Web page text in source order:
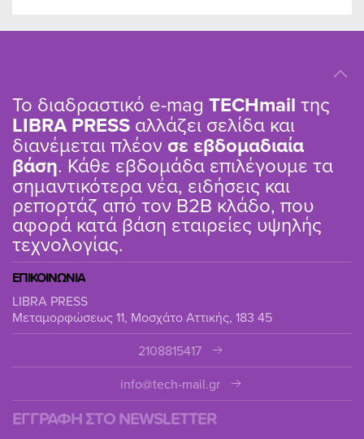
Το διαδραστικό e-mag TΕCHmail της
LIBRA PRESS αλλάζει σελίδα και
διανέμεται πλέον σε εβδομαδιαία
βάση. Κάθε εβδομάδα επιλέγουμε τα
σημαντικότερα νέα, ειδήσεις και
ρεπορτάζ από τον B2B κλάδο, που
αφορά κατά βάση εταιρείες υψηλής
τεχνολογίας.
ΕΠΙΚΟΙΝΩΝΙΑ
LIBRA PRESS
Μεταμορφώσεως 11, Μοσχάτο Αττικής, 183 45
2108815417
info@tech-mail.gr
ΕΓΓΡΑΦΗ ΣΤΟ NEWSLETTER